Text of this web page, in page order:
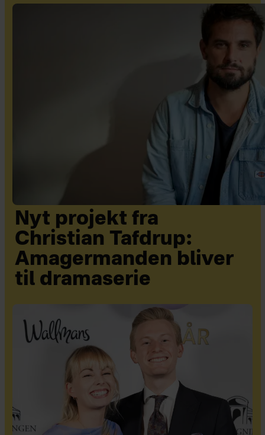
Nyt projekt fra
Christian Tafdrup:
Amagermanden bliver
til dramaserie